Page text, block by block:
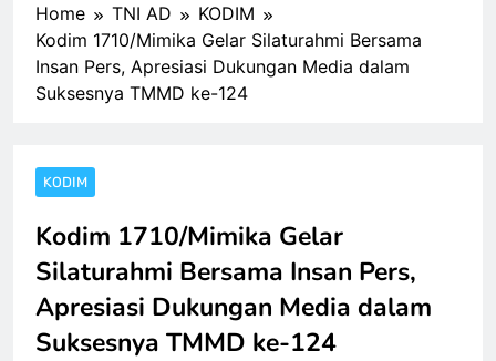
Home TNI AD
KODIM
Kodim 1710/Mimika Gelar Silaturahmi Bersama
Insan Pers, Apresiasi Dukungan Media dalam
Suksesnya TMMD ke-124
KODIM
Kodim 1710/Mimika Gelar
Silaturahmi Bersama Insan Pers,
Apresiasi Dukungan Media dalam
Suksesnya TMMD ke-124